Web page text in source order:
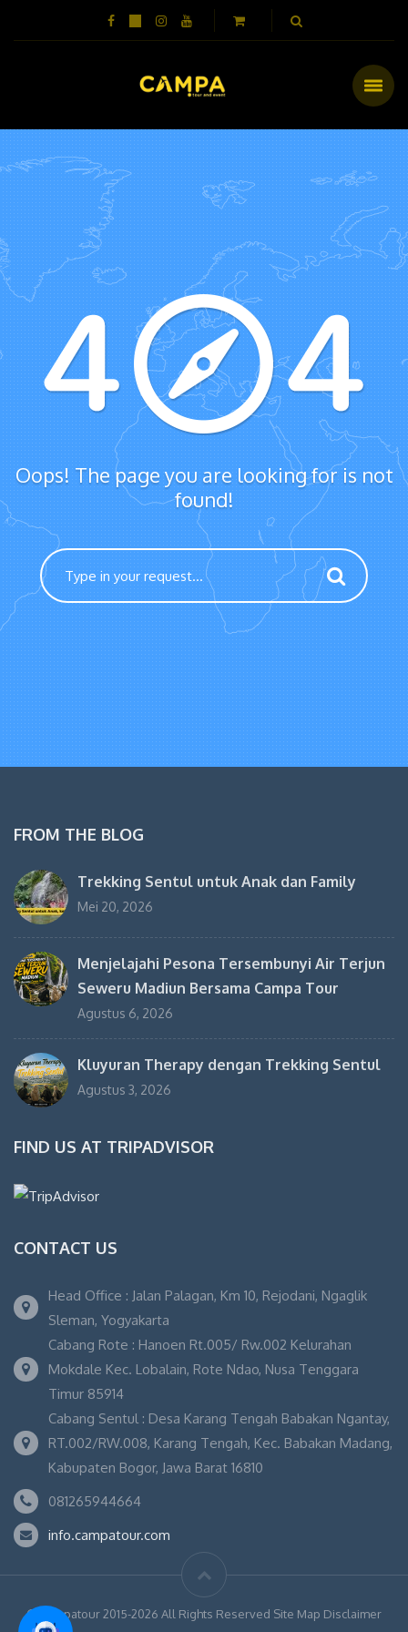
Oops! The page you are looking for is not
found!
FROM THE BLOG
Trekking Sentul untuk Anak dan Family
Mei 20, 2026
Menjelajahi Pesona Tersembunyi Air Terjun
Seweru Madiun Bersama Campa Tour
Agustus 6, 2026
Kluyuran Therapy dengan Trekking Sentul
Agustus 3, 2026
FIND US AT TRIPADVISOR
CONTACT US
Head Office : Jalan Palagan, Km 10, Rejodani, Ngaglik
Sleman, Yogyakarta
Cabang Rote : Hanoen Rt.005/ Rw.002 Kelurahan
Mokdale Kec. Lobalain, Rote Ndao, Nusa Tenggara
Timur 85914
Cabang Sentul : Desa Karang Tengah Babakan Ngantay,
RT.002/RW.008, Karang Tengah, Kec. Babakan Madang,
Kabupaten Bogor, Jawa Barat 16810
081265944664
info.campatour.com
© Campatour 2015-2026 All Rights Reserved Site Map Disclaimer